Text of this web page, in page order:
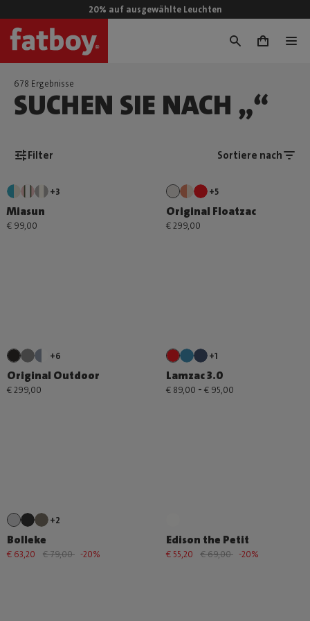
20% auf ausgewählte Leuchten
0
678 Ergebnisse
SUCHEN SIE NACH „“
Filter Sortiere nach
+3
Miasun
€ 99,00
+5
Original Floatzac
€ 299,00
+6
Original Outdoor
€ 299,00
+1
Lamzac 3.0
€ 89,00 - € 95,00
+2
Bolleke
€ 63,20 € 79,00 -20%
Edison the Petit
€ 55,20 € 69,00 -20%